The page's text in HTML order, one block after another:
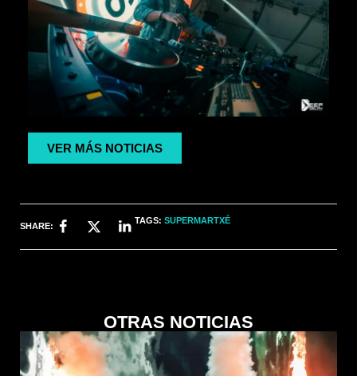
VER MÁS NOTICIAS
SHARE:
TAGS:SUPERMARTXÉ
OTRAS NOTICIAS